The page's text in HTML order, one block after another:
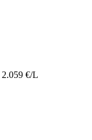
2.059 €/L